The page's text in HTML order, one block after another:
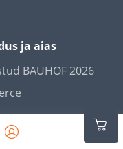
ja aias
BAUHOF 2026